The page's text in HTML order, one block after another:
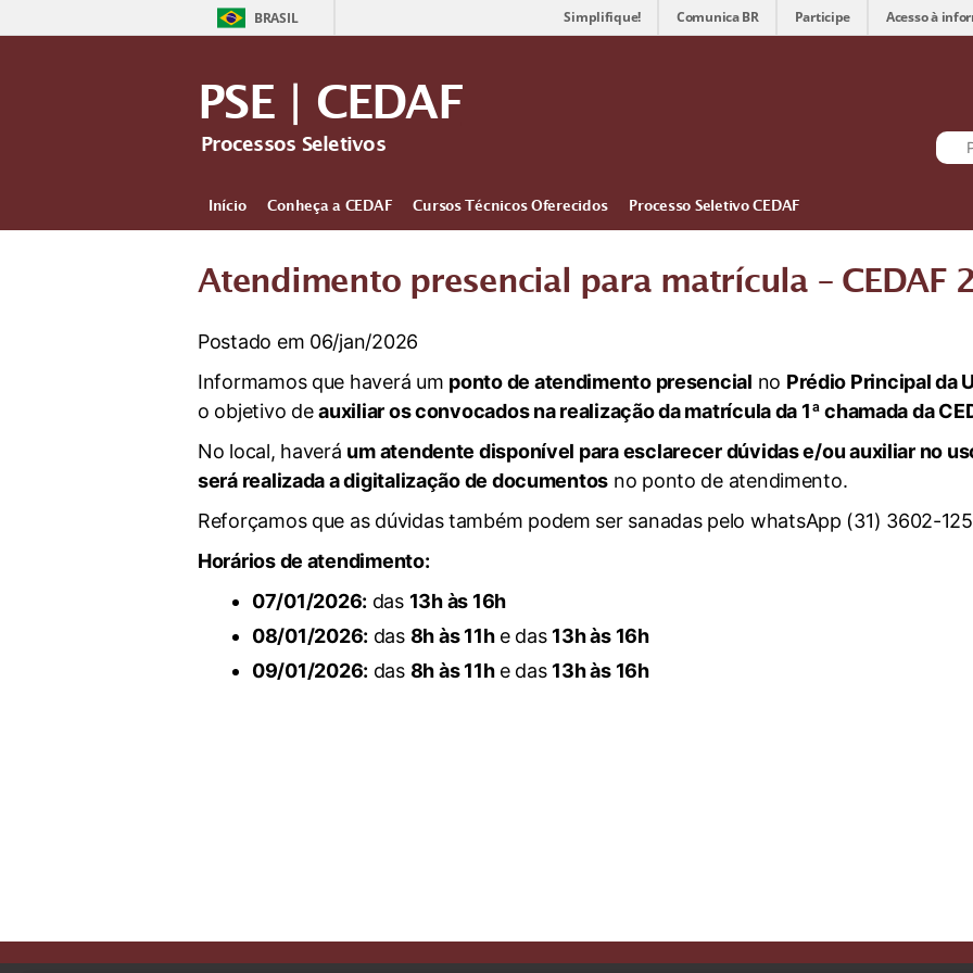
BRASIL Simplifique! Comunica BR Participe Acesso à
PSE | CEDAF
Processos Seletivos
Início Conheça a CEDAF Cursos Técnicos Oferecidos Processo Seletivo CEDAF
Atendimento presencial para matrícula – CEDAF
Postado em 06/jan/2026
Informamos que haverá um ponto de atendimento presencial no Prédio Principal da
o objetivo deauxiliar os convocados na realização da matrícula da 1ª chamada da
No local, haverá um atendente disponível para esclarecer dúvidas e/ou auxiliar no
será realizada a digitalização de documentos no ponto de atendimento.
Reforçamos que as dúvidas também podem ser sanadas pelo whatsApp (31) 3602-
Horários de atendimento:
07/01/2026: das 13h às 16h
08/01/2026: das 8h às 11he das 13h às 16h
09/01/2026: das 8h às 11he das 13h às 16h